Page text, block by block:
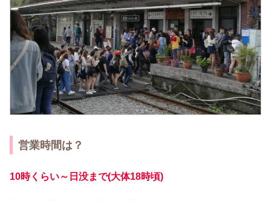
営業時間は？
10時くらい～日没まで(大体18時頃)